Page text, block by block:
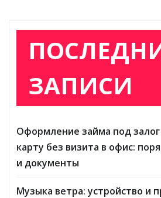
ЗАПИСИ
Оформление займа под
карту без визита в офис:
и документы
Музыка ветра: устройство и